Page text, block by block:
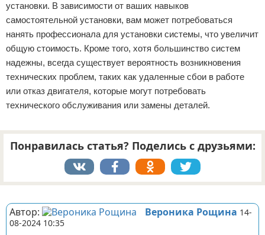
установки. В зависимости от ваших навыков
самостоятельной установки, вам может потребоваться
нанять профессионала для установки системы, что увеличит
общую стоимость. Кроме того, хотя большинство систем
надежны, всегда существует вероятность возникновения
технических проблем, таких как удаленные сбои в работе
или отказ двигателя, которые могут потребовать
технического обслуживания или замены деталей.
Понравилась статья? Поделись с друзьями:
Автор: Вероника Рощина 14-
08-2024 10:35